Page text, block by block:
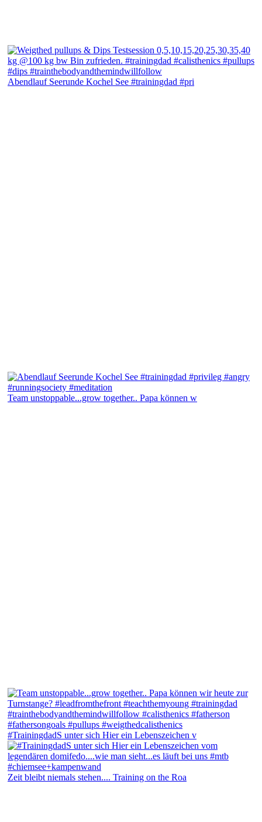
Abendlauf Seerunde Kochel See #trainingdad #pri
Team unstoppable...grow together.. Papa können w
#TrainingdadS unter sich Hier ein Lebenszeichen v
Zeit bleibt niemals stehen.... Training on the Roa